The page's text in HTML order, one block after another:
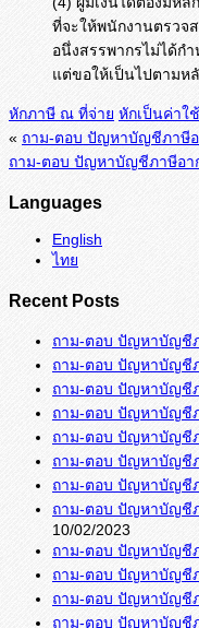
ที่จะให้พนักงานตรวจ
อนึ่งสรรพากรไม่ได้ก
แต่ขอให้เป็นไปตาม
หักภาษี ณ ที่จ่าย หักเป็นค่าใ
« ถาม-ตอบ ปัญหาบัญชีภาษีอ
ถาม-ตอบ ปัญหาบัญชีภาษีอา
Languages
English
ไทย
Recent Posts
ถาม-ตอบ ปัญหาบัญชีภ
ถาม-ตอบ ปัญหาบัญชีภ
ถาม-ตอบ ปัญหาบัญชีภ
ถาม-ตอบ ปัญหาบัญชี
ถาม-ตอบ ปัญหาบัญชี
ถาม-ตอบ ปัญหาบัญชีภ
ถาม-ตอบ ปัญหาบัญชี
ถาม-ตอบ ปัญหาบัญชี
10/02/2023
ถาม-ตอบ ปัญหาบัญชี
ถาม-ตอบ ปัญหาบัญชี
ถาม-ตอบ ปัญหาบัญชี
ถาม-ตอบ ปัญหาบัญชี